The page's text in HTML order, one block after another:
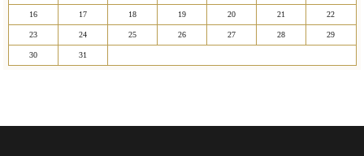
16 17 18 19 20 21 22
23 24 25 26 27 28 29
30 31